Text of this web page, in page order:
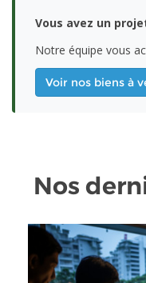
Vous avez un
Notre équipe vous
Voir nos biens à
Nos